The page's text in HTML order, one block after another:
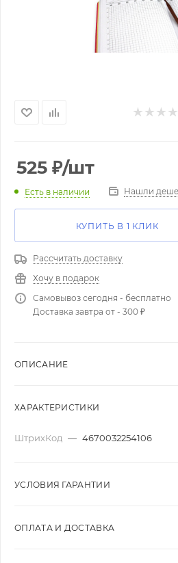
525 ₽/шт
Есть в наличии Нашли
КУПИТЬ В 1 КЛИК
Рассчитать доставку
Хочу в подарок
Самовывоз сегодня - бесплатно
Доставка завтра от - 300 ₽
ОПИСАНИЕ
ХАРАКТЕРИСТИКИ
ШтрихКод — 4670032254106
УСЛОВИЯ ГАРАНТИИ
ОПЛАТА И ДОСТАВКА